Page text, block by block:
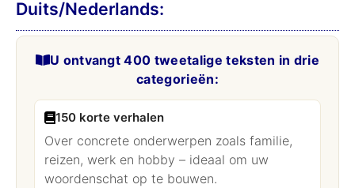
Duits/Nederlands:
U ontvangt 400 tweetalige teksten in drie
categorieën:
150 korte verhalen
Over concrete onderwerpen zoals familie,
reizen, werk en hobby – ideaal om uw
woordenschat op te bouwen.